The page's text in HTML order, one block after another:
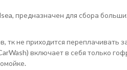
предназначен для сбора
тк не приходится переплачивать
включает в себя только